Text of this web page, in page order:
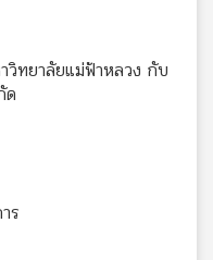
วิทยาลัยแม่ฟ้าหลวง กับ
ด
ร